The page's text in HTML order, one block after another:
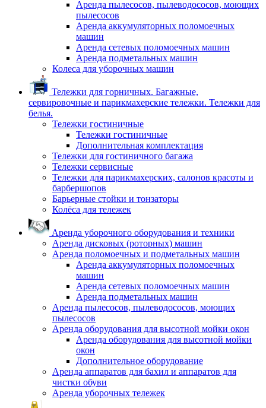
Аренда пылесосов, пылеводососов, моющих
пылесосов
Аренда аккумуляторных поломоечных
машин
Аренда сетевых поломоечных машин
Аренда подметальных машин
Колеса для уборочных машин
Тележки для горничных. Багажные,
сервировочные и парикмахерские тележки. Тележки для
белья.
Тележки гостиничные
Тележки гостиничные
Дополнительная комплектация
Тележки для гостиничного багажа
Тележки сервисные
Тележки для парикмахерских, салонов красоты и
барбершопов
Барьерные стойки и тонзаторы
Колёса для тележек
Аренда уборочного оборудования и техники
Аренда дисковых (роторных) машин
Аренда поломоечных и подметальных машин
Аренда аккумуляторных поломоечных
машин
Аренда сетевых поломоечных машин
Аренда подметальных машин
Аренда пылесосов, пылеводососов, моющих
пылесосов
Аренда оборудования для высотной мойки окон
Аренда оборудования для высотной мойки
окон
Дополнительное оборудование
Аренда аппаратов для бахил и аппаратов для
чистки обуви
Аренда уборочных тележек